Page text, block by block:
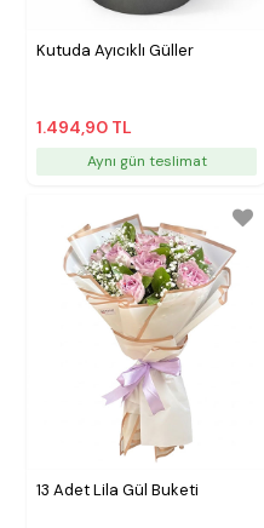
Kutuda Ayıcıklı Güller
1.494,90 TL
Aynı gün teslimat
13 Adet Lila Gül Buketi